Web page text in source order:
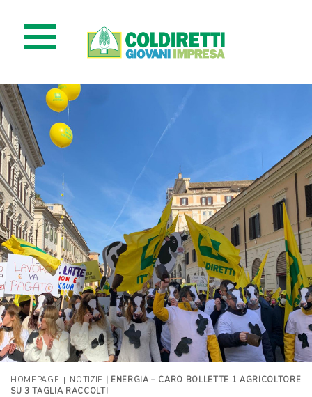
HOMEPAGE | NOTIZIE
| ENERGIA – CARO BOLLETTE 1 AGRICOLTORE
SU 3 TAGLIA RACCOLTI